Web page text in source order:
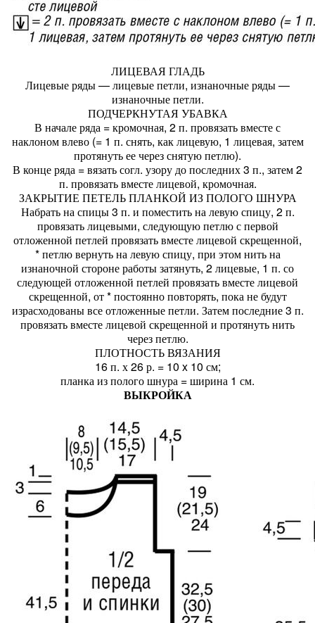
ЛИЦЕВАЯ ГЛАДЬ
Лицевые ряды — лицевые петли, изнаночные ряды —
изнаночные петли.
ПОДЧЕРКНУТАЯ УБАВКА
В начале ряда = кромочная, 2 п. провязать вместе с
наклоном влево (= 1 п. снять, как лицевую, 1 лицевая, затем
протянуть ее через снятую петлю).
В конце ряда = вязать согл. узору до последних 3 п., затем 2
п. провязать вместе лицевой, кромочная.
ЗАКРЫТИЕ ПЕТЕЛЬ ПЛАНКОЙ ИЗ ПОЛОГО ШНУРА
Набрать на спицы 3 п. и поместить на левую спицу, 2 п.
провязать лицевыми, следующую петлю с первой
отложенной петлей провязать вместе лицевой скрещенной,
* петлю вернуть на левую спицу, при этом нить на
изнаночной стороне работы затянуть, 2 лицевые, 1 п. со
следующей отложенной петлей провязать вместе лицевой
скрещенной, от * постоянно повторять, пока не будут
израсходованы все отложенные петли. Затем последние 3 п.
провязать вместе лицевой скрещенной и протянуть нить
через петлю.
ПЛОТНОСТЬ ВЯЗАНИЯ
16 п. х 26 р. = 10 x 10 см;
планка из полого шнура = ширина 1 см.
ВЫКРОЙКА